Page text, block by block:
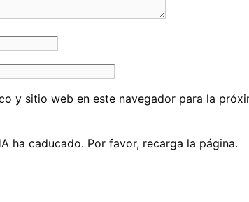
y sitio web en este navegador para la
ha caducado. Por favor, recarga la página.